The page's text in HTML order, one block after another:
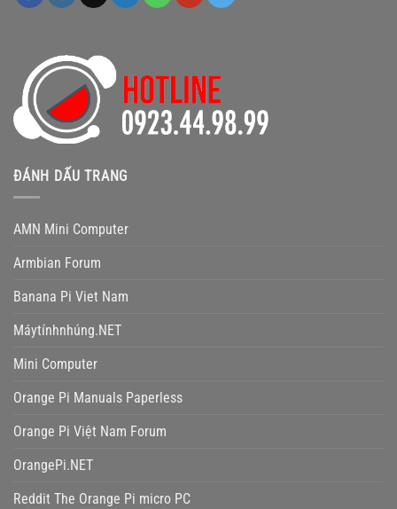
ĐÁNH DẤU TRANG
AMN Mini Computer
Armbian Forum
Banana Pi Viet Nam
Máytínhnhúng.NET
Mini Computer
Orange Pi Manuals Paperless
Orange Pi Việt Nam Forum
OrangePi.NET
Reddit The Orange Pi micro PC